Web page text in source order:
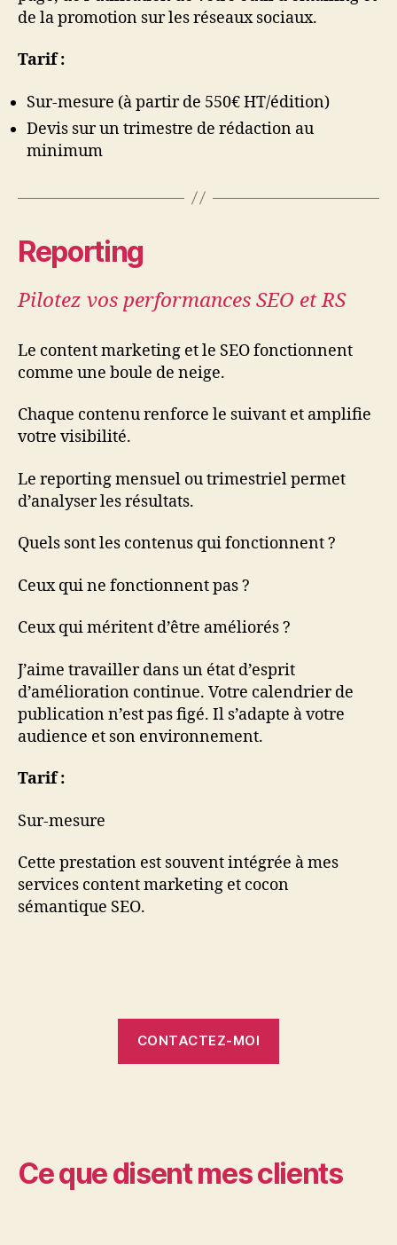
de la promotion sur les réseaux sociaux.
Tarif :
Sur-mesure (à partir de 550€ HT/édition)
Devis sur un trimestre de rédaction au
minimum
Reporting
Pilotez vos performances SEO et RS
Le content marketing et le SEO fonctionnent
comme une boule de neige.
Chaque contenu renforce le suivant et amplifie
votre visibilité.
Le reporting mensuel ou trimestriel permet
d’analyser les résultats.
Quels sont les contenus qui fonctionnent ?
Ceux qui ne fonctionnent pas ?
Ceux qui méritent d’être améliorés ?
J’aime travailler dans un état d’esprit
d’amélioration continue. Votre calendrier de
publication n’est pas figé. Il s’adapte à votre
audience et son environnement.
Tarif :
Sur-mesure
Cette prestation est souvent intégrée à mes
services content marketing et cocon
sémantique SEO.
CONTACTEZ-MOI
Ce que disent mes clients